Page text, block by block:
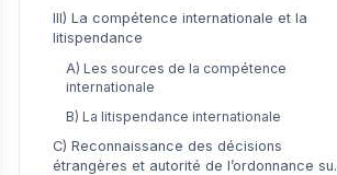
III) La compétence internationale et la
litispendance
A) Les sources de la compétence
internationale
B) La litispendance internationale
C) Reconnaissance des décisions
étrangères et autorité de l’ordonnance sur